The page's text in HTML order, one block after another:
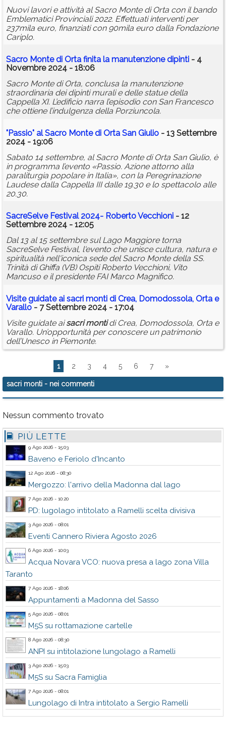
Nuovi lavori e attività al Sacro Monte di Orta con il bando
Emblematici Provinciali 2022. Effettuati interventi per
237mila euro, finanziati con 90mila euro dalla Fondazione
Cariplo.
Sacro Monte di Orta finita la manutenzione dipinti - 4
Novembre 2024 - 18:06
Sacro Monte di Orta, conclusa la manutenzione
straordinaria dei dipinti murali e delle statue della
Cappella XI. L’edificio narra l’episodio con San Francesco
che ottiene l’indulgenza della Porziuncola.
"Passio" al Sacro Monte di Orta San Giulio - 13 Settembre
2024 - 19:06
Sabato 14 settembre, al Sacro Monte di Orta San Giulio, è
in programma l’evento «Passio. Azione attorno alla
paraliturgia popolare in Italia», con la Peregrinazione
Laudese dalla Cappella III dalle 19.30 e lo spettacolo alle
20.30.
SacreSelve Festival 2024- Roberto Vecchioni - 12
Settembre 2024 - 12:05
Dal 13 al 15 settembre sul Lago Maggiore torna
SacreSelve Festival, l'evento che unisce cultura, natura e
spiritualità nell'iconica sede del Sacro Monte della SS.
Trinità di Ghiffa (VB) Ospiti Roberto Vecchioni, Vito
Mancuso e il presidente FAI Marco Magnifico.
Visite guidate ai sacri monti di Crea, Domodossola, Orta e
Varallo - 7 Settembre 2024 - 17:04
Visite guidate aisacri montidi Crea, Domodossola, Orta e
Varallo. Un’opportunità per conoscere un patrimonio
dell’Unesco in Piemonte.
1 2 3 4 5 6 7 »
sacri monti - nei commenti
Nessun commento trovato
PIÙ LETTE
9 Ago 2026 - 15:03
Baveno e Feriolo d'Incanto
12 Ago 2026 - 08:30
Mergozzo: l'arrivo della Madonna dal lago
7 Ago 2026 - 10:20
PD: lugolago intitolato a Ramelli scelta divisiva
3 Ago 2026 - 08:01
Eventi Cannero Riviera Agosto 2026
6 Ago 2026 - 10:03
Acqua Novara VCO: nuova presa a lago zona Villa
Taranto
7 Ago 2026 - 18:06
Appuntamenti a Madonna del Sasso
5 Ago 2026 - 08:01
M5S su rottamazione cartelle
8 Ago 2026 - 08:30
ANPI su intitolazione lungolago a Ramelli
3 Ago 2026 - 15:03
M5S su Sacra Famiglia
7 Ago 2026 - 08:01
Lungolago di Intra intitolato a Sergio Ramelli